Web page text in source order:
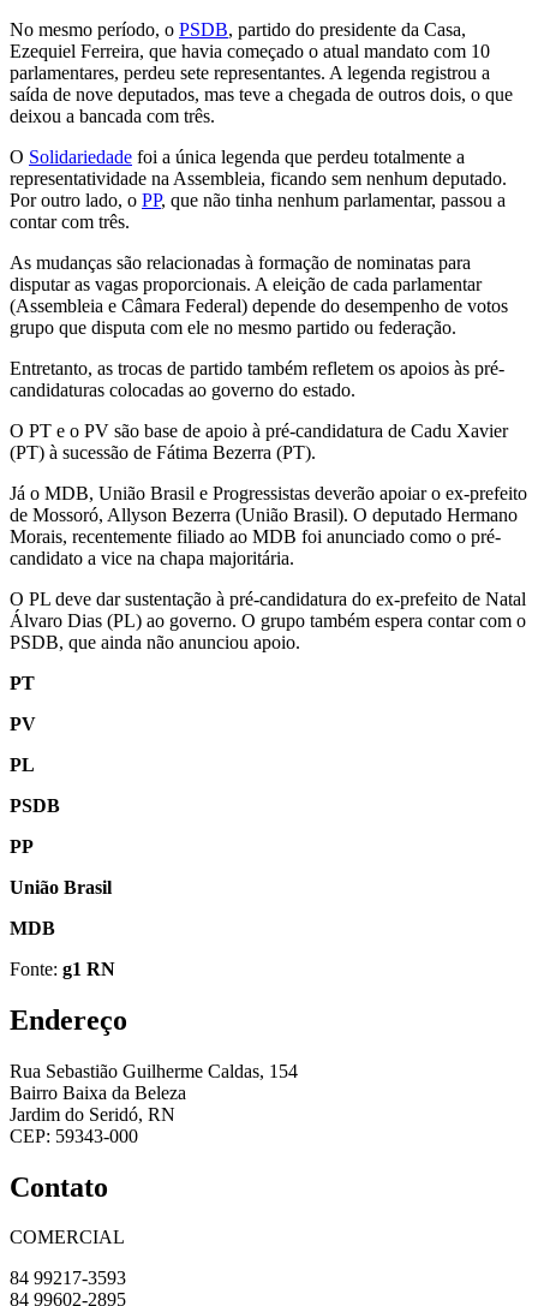
No mesmo período, o PSDB, partido do presidente da Casa,
Ezequiel Ferreira, que havia começado o atual mandato com 10
parlamentares, perdeu sete representantes. A legenda registrou a
saída de nove deputados, mas teve a chegada de outros dois, o que
deixou a bancada com três.
O Solidariedade foi a única legenda que perdeu totalmente a
representatividade na Assembleia, ficando sem nenhum deputado.
Por outro lado, o PP, que não tinha nenhum parlamentar, passou a
contar com três.
As mudanças são relacionadas à formação de nominatas para
disputar as vagas proporcionais. A eleição de cada parlamentar
(Assembleia e Câmara Federal) depende do desempenho de votos
grupo que disputa com ele no mesmo partido ou federação.
Entretanto, as trocas de partido também refletem os apoios às pré-
candidaturas colocadas ao governo do estado.
O PT e o PV são base de apoio à pré-candidatura de Cadu Xavier
(PT) à sucessão de Fátima Bezerra (PT).
Já o MDB, União Brasil e Progressistas deverão apoiar o ex-prefeito
de Mossoró, Allyson Bezerra (União Brasil). O deputado Hermano
Morais, recentemente filiado ao MDB foi anunciado como o pré-
candidato a vice na chapa majoritária.
O PL deve dar sustentação à pré-candidatura do ex-prefeito de Natal
Álvaro Dias (PL) ao governo. O grupo também espera contar com o
PSDB, que ainda não anunciou apoio.
PT
PV
PL
PSDB
PP
União Brasil
MDB
Fonte: g1 RN
Endereço
Rua Sebastião Guilherme Caldas, 154
Bairro Baixa da Beleza
Jardim do Seridó, RN
CEP: 59343-000
Contato
COMERCIAL
84 99217-3593
84 99602-2895